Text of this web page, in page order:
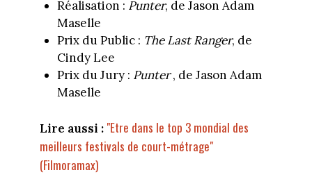
Réalisation : Punter, de Jason Adam
Maselle
Prix du Public : The Last Ranger, de
Cindy Lee
Prix du Jury : Punter, de Jason Adam
Maselle
Lire aussi : "Etre dans le top 3 mondial des
meilleurs festivals de court-métrage"
(Filmoramax)